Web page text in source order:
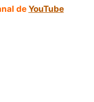
de YouTube